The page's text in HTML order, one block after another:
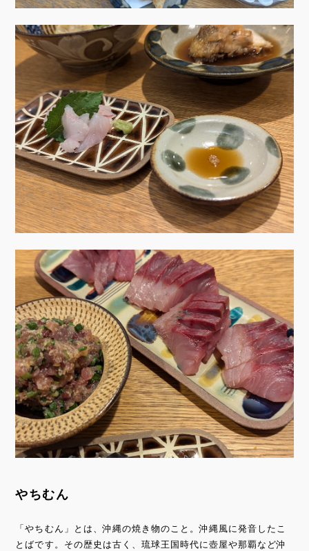
やちむん
「やちむん」とは、沖縄の焼き物のこと。沖縄風に発音したこ
とばです。その歴史は古く、琉球王国時代に壺屋や那覇など沖